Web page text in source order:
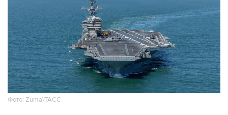
Фото: Zuma\ТАСС
Москва. 8 августа. INTERFAX.RU -